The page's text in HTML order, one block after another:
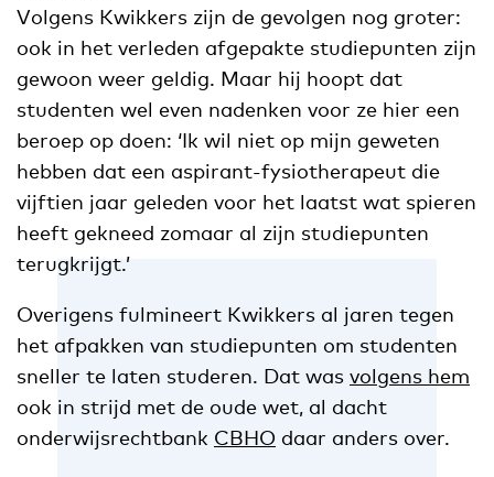
Volgens Kwikkers zijn de gevolgen nog groter:
ook in het verleden afgepakte studiepunten zijn
gewoon weer geldig. Maar hij hoopt dat
studenten wel even nadenken voor ze hier een
beroep op doen: ‘Ik wil niet op mijn geweten
hebben dat een aspirant-fysiotherapeut die
vijftien jaar geleden voor het laatst wat spieren
heeft gekneed zomaar al zijn studiepunten
terugkrijgt.’
Overigens fulmineert Kwikkers al jaren tegen
het afpakken van studiepunten om studenten
sneller te laten studeren. Dat was volgens hem
ook in strijd met de oude wet, al dacht
onderwijsrechtbank CBHO daar anders over.